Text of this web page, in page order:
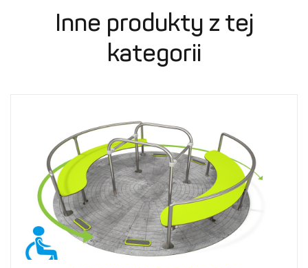
Inne produkty z tej
kategorii